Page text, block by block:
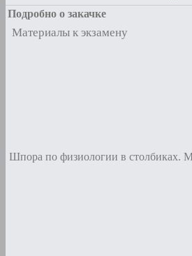
Подробно о закачке
Материалы к экзамену
Шпора по физиологии в столбиках.